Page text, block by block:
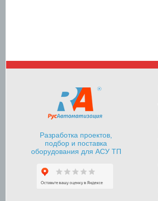
Разработка проектов,
подбор и поставка
оборудования для АСУ ТП